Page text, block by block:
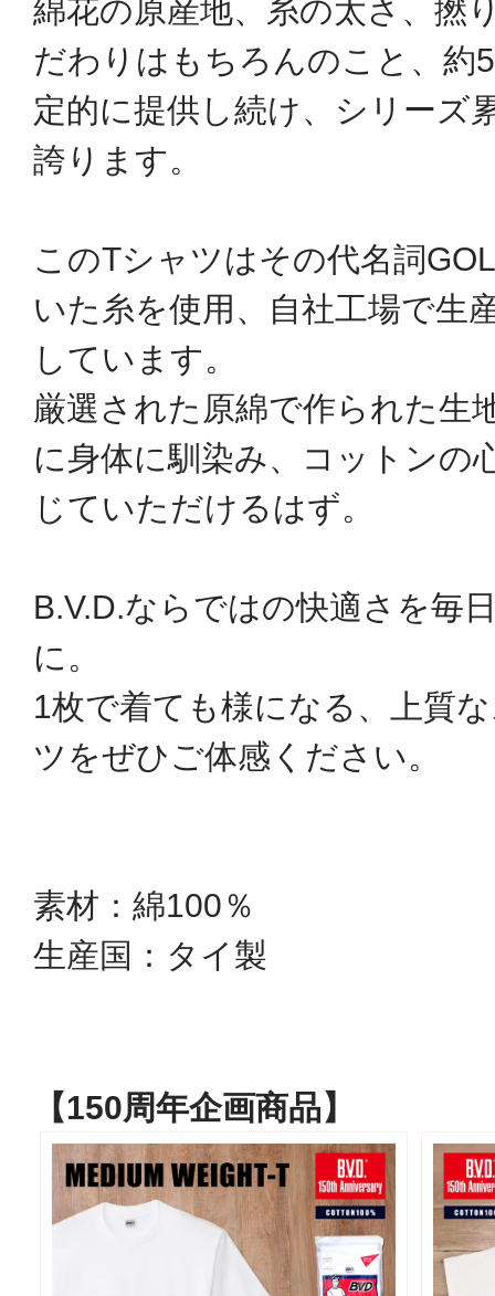
綿花の原産地、糸の太さ、撚
だわりはもちろんのこと、約
定的に提供し続け、シリーズ
誇ります。
このTシャツはその代名詞
いた糸を使用、自社工場で生
しています。
厳選された原綿で作られた生
に身体に馴染み、コットンの
じていただけるはず。
B.V.D.ならではの快適さを毎
に。
1枚で着ても様になる、上質
ツをぜひご体感ください。
素材：綿100％
生産国：タイ製
【150周年企画商品】